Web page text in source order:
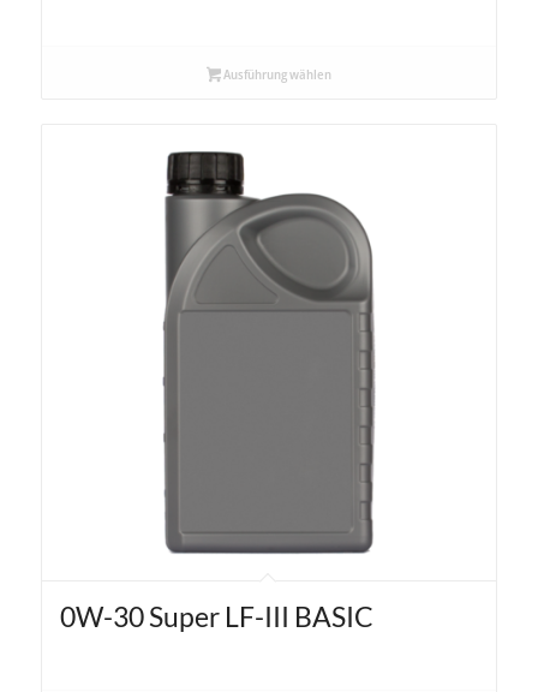
Ausführung wählen
0W-30 Super LF-III BASIC